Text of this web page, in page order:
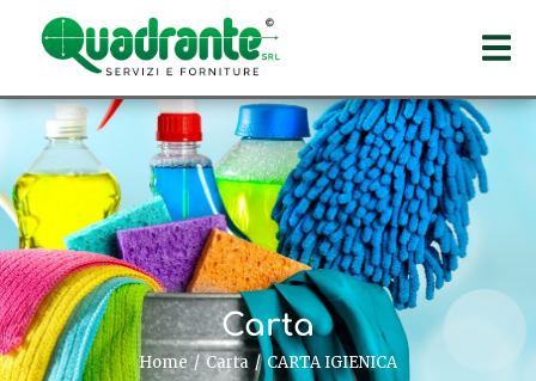
Carta
Tu sei qui: Home Carta CARTA IGIENICA